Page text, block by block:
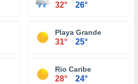
32° 26°
Playa Grande
31° 25°
Rio Caribe
28° 24°